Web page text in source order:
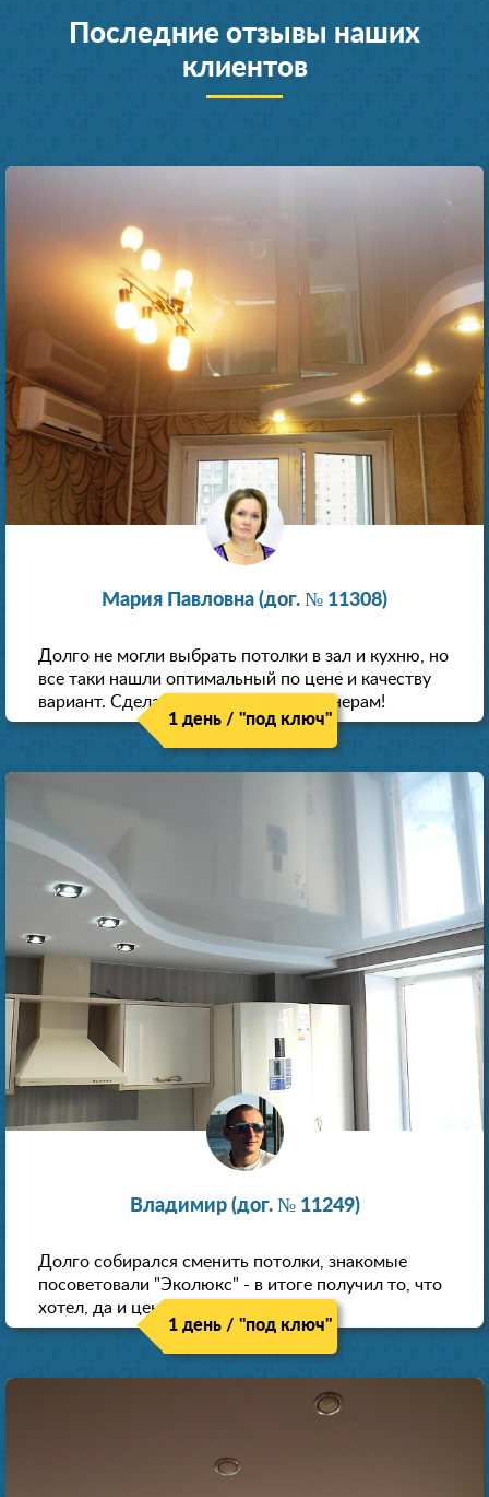
Последние отзывы наших
клиентов
Мария Павловна (дог. № 11308)
Долго не могли выбрать потолки в зал и кухню, но
все таки нашли оптимальный по цене и качеству
вариант. Сделали скидку как пенсионерам!
1 день / "под ключ"
Владимир (дог. № 11249)
Долго собирался сменить потолки, знакомые
посоветовали "Эколюкс" - в итоге получил то, что
хотел, да и цена нормальная.
1 день / "под ключ"